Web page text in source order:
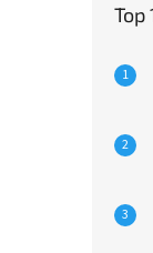
Top